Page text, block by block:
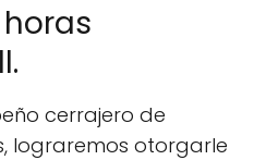
cerrajero de
lograremos otorgarle